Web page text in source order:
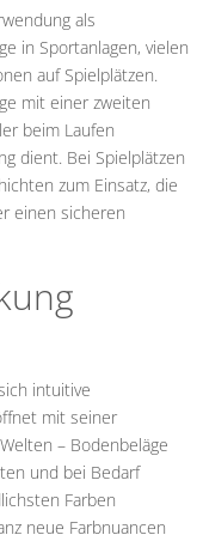
als
in Sportanlagen, vielen
auf Spielplätzen.
mit einer zweiten
beim Laufen
dient. Bei Spielplätzen
zum Einsatz, die
einen sicheren
intuitive
mit seiner
– Bodenbeläge
und bei Bedarf
Farben
neue Farbnuancen